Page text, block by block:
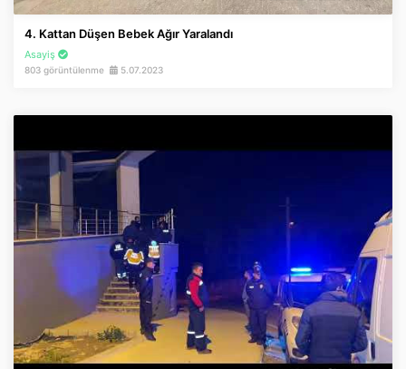
4. Kattan Düşen Bebek Ağır Yaralandı
Asayiş
803 görüntülenme 5.07.2023